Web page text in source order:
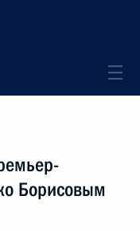
Борисовым